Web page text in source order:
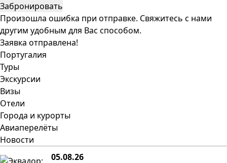
Забронировать
Произошла ошибка при отправке. Свяжитесь с нами
другим удобным для Вас способом.
Заявка отправлена!
Португалия
Туры
Экскурсии
Визы
Отели
Города и курорты
Авиаперелёты
Новости
05.08.26